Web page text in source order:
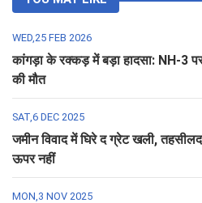
WED,25 FEB 2026
कांगड़ा के रक्कड़ में बड़ा हादसा: NH-3
की मौत
SAT,6 DEC 2025
जमीन विवाद में घिरे द ग्रेट खली,
ऊपर नहीं
MON,3 NOV 2025